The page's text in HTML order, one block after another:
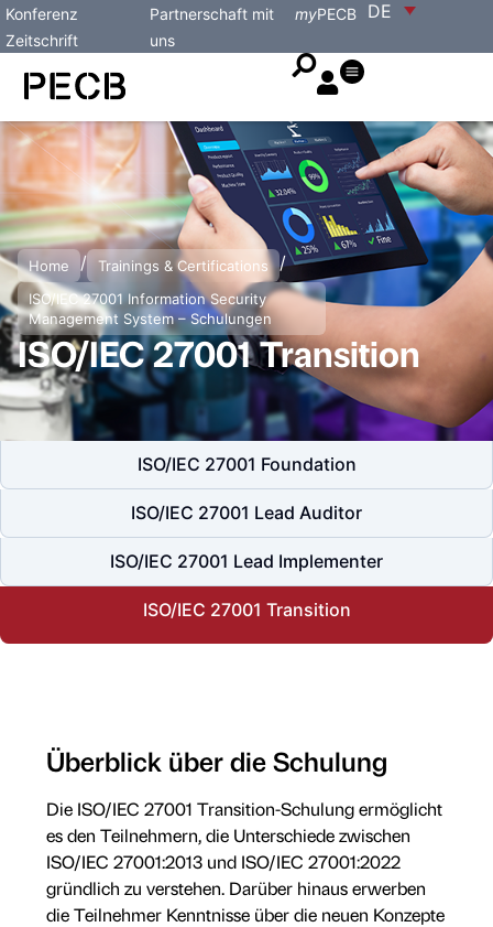
Konferenz
Zeitschrift
Partnerschaft mit
uns
DE
myPECB
Home / Trainings & Certifications /
ISO/IEC 27001 Information Security
Management System – Schulungen
ISO/IEC 27001 Transition
ISO/IEC 27001 Foundation
ISO/IEC 27001 Lead Auditor
ISO/IEC 27001 Lead Implementer
ISO/IEC 27001 Transition
Überblick über die Schulung
Die ISO/IEC 27001 Transition-Schulung ermöglicht
es den Teilnehmern, die Unterschiede zwischen
ISO/IEC 27001:2013 und ISO/IEC 27001:2022
gründlich zu verstehen. Darüber hinaus erwerben
die Teilnehmer Kenntnisse über die neuen Konzepte